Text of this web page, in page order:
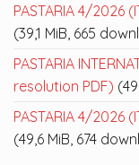
PASTARIA 4/2026
(39,1 MiB, 665
PASTARIA
resolution PDF)
PASTARIA 4/2026
(49,6 MiB, 674